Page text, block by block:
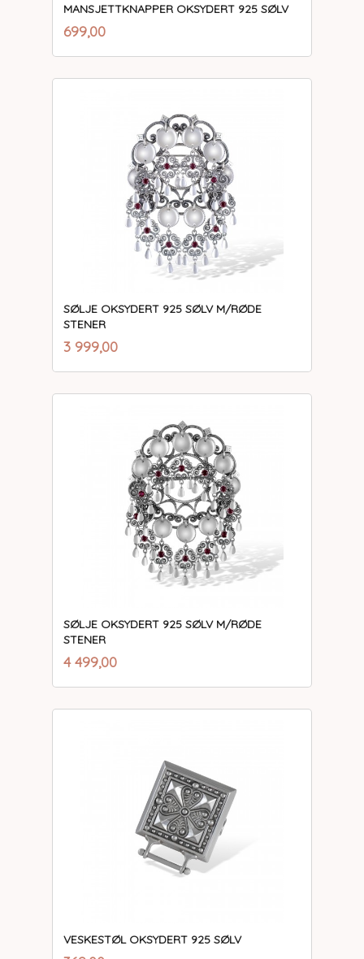
MANSJETTKNAPPER OKSYDERT 925 SØLV
Pris
699,00mva.
SØLJE OKSYDERT 925 SØLV M/RØDE
STENER
Pris
3 999,00mva.
SØLJE OKSYDERT 925 SØLV M/RØDE
STENER
Pris
4 499,00mva.
VESKESTØL OKSYDERT 925 SØLV